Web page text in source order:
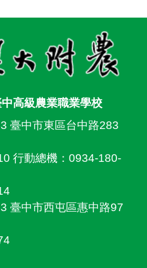
高級農業職業學校
臺中市東區台中路283
行動總機：0934-180-
臺中市西屯區惠中路97